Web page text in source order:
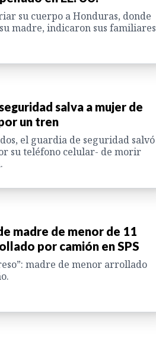
su cuerpo a Honduras, donde
madre, indicaron sus
salva a mujer de
un tren
el guardia de seguridad salvó
su teléfono celular- de morir
madre de menor de 11
por camión en SPS
madre de menor arrollado